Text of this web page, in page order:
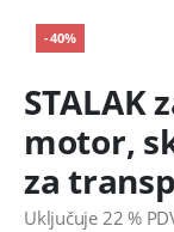
-40%
STALAK
motor,
za
Uključuje 22 %